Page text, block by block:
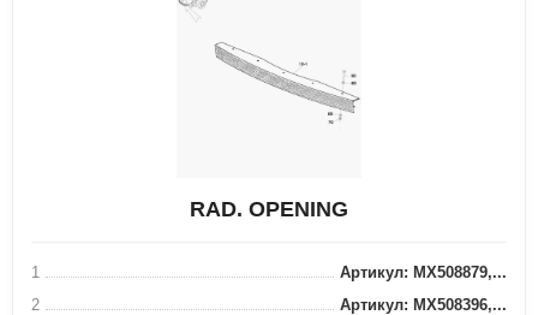
RAD. OPENING
1
Артикул: MX508879,...
2
Артикул: MX508396,...